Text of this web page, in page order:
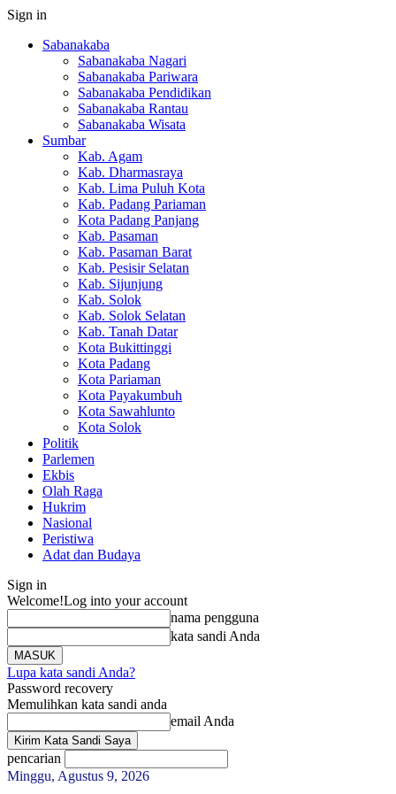
Sign in
Sabanakaba
Sabanakaba Nagari
Sabanakaba Pariwara
Sabanakaba Pendidikan
Sabanakaba Rantau
Sabanakaba Wisata
Sumbar
Kab. Agam
Kab. Dharmasraya
Kab. Lima Puluh Kota
Kab. Padang Pariaman
Kota Padang Panjang
Kab. Pasaman
Kab. Pasaman Barat
Kab. Pesisir Selatan
Kab. Sijunjung
Kab. Solok
Kab. Solok Selatan
Kab. Tanah Datar
Kota Bukittinggi
Kota Padang
Kota Pariaman
Kota Payakumbuh
Kota Sawahlunto
Kota Solok
Politik
Parlemen
Ekbis
Olah Raga
Hukrim
Nasional
Peristiwa
Adat dan Budaya
Sign in
Welcome!Log into your account
nama pengguna
kata sandi Anda
Lupa kata sandi Anda?
Password recovery
Memulihkan kata sandi anda
email Anda
pencarian
Minggu, Agustus 9, 2026